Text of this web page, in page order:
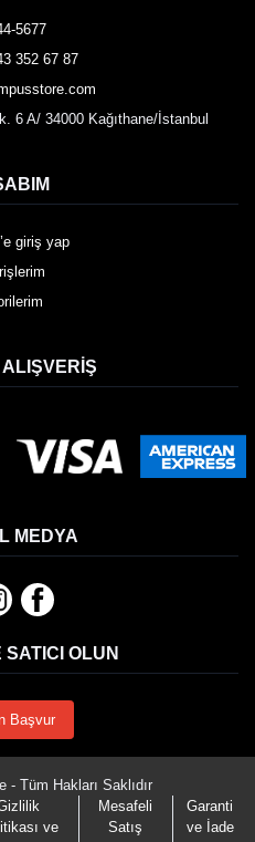
5677
352 67 87
A/ 34000 Kağıthane/İstanbul
giriş yap
MEDYA
OLUN
Başvur
Tüm Hakları Saklıdır
ve
Mesafeli
Satış
Garanti
ve İade